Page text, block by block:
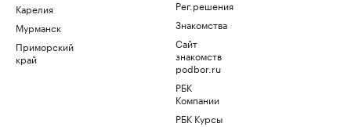
Карелия
Мурманск
Приморский
край
Рег.решения
Знакомства
Сайт
знакомств
podbor.ru
РБК
Компании
РБК Курсы